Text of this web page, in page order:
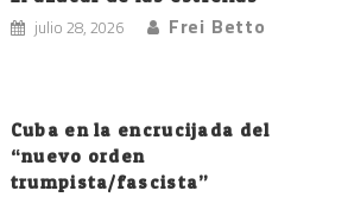
julio 28, 2026 Frei Betto
Cuba en la encrucijada del
“nuevo orden
trumpista/fascista”